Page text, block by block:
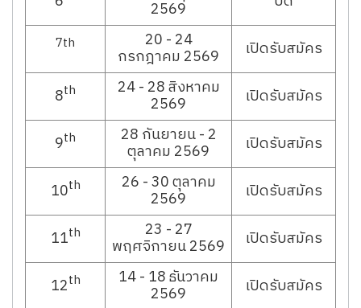
2569
7th 20 - 24
กรกฎาคม 2569
เปิดรับสมัคร
8th 24 - 28 สิงหาคม
2569
เปิดรับสมัคร
9th 28 กันยายน - 2
ตุลาคม 2569
เปิดรับสมัคร
10th 26 - 30 ตุลาคม
2569
เปิดรับสมัคร
11th 23 - 27
พฤศจิกายน 2569
เปิดรับสมัคร
12th 14 - 18 ธันวาคม
2569 เปิดรับสมัคร